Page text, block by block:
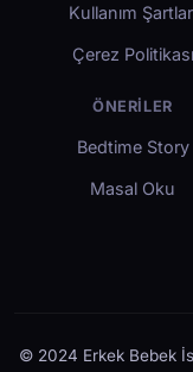
Kullanım
Çerez Politikası
ÖNERILER
Bedtime Story
Masal Oku
© 2024 Erkek Bebek